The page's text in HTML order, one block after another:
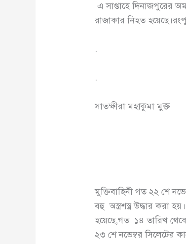
এ সাপ্তাহে দিনাজপুরের
রাজাকার নিহত
.
.
সাতক্ষীরা মহাকুমা মুক্ত
মুক্তিবাহিনী গত ২২ শে
বহু অস্ত্রশস্ত্র উদ্ধার করা
হয়েছে,গত ১৪ তারিখ থেকে
২৩ শে নভেম্বর সিলেটের